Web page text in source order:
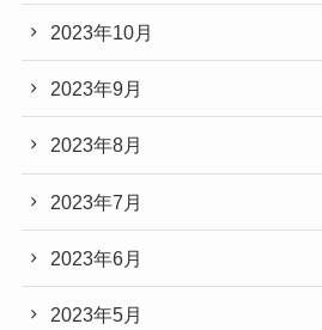
2023年10月
2023年9月
2023年8月
2023年7月
2023年6月
2023年5月